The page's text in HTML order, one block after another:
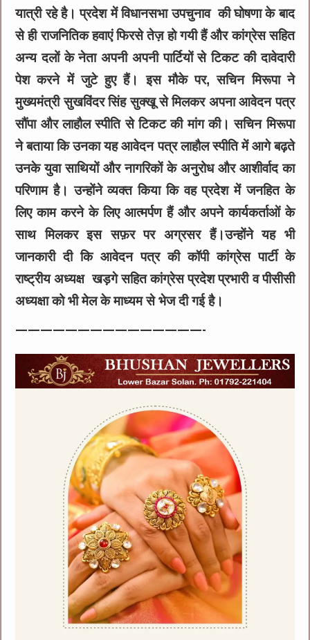
यात्री रहे है। प्रदेश में विधानसभा उपचुनाव की घोषणा के बाद
से ही राजनितिक हवाएं फिरसे तेज़ हो गयी हैं और कांग्रेस सहित
अन्य दलों के नेता अपनी अपनी पार्टियों से टिकट की दावेदारी
पेश करने में जुटे हुए हैं। इस मौके पर, सचिन मिरूपा ने
मुख्यमंत्री सुखविंदर सिंह सुक्खू से मिलकर अपना आवेदन पत्र
सौंपा और लाहौल स्पीति से टिकट की मांग की। सचिन मिरूपा
ने बताया कि उनका यह आवेदन पत्र लाहौल स्पीति में आगे बढ़ते
उनके युवा साथियों और नागरिकों के अनुरोध और आशीर्वाद का
परिणाम है। उन्होंने व्यक्त किया कि वह प्रदेश में जनहित के
लिए काम करने के लिए आत्मर्पण हैं और अपने कार्यकर्ताओं के
साथ मिलकर इस सफ़र पर अग्रसर हैं।उन्होंने यह भी
जानकारी दी कि आवेदन पत्र की कॉपी कांग्रेस पार्टी के
राष्ट्रीय अध्यक्ष खड़गे सहित कांग्रेस प्रदेश प्रभारी व पीसीसी
अध्यक्षा को भी मेल के माध्यम से भेज दी गई है।
———————————————-